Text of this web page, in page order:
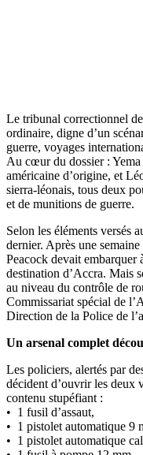
Le tribunal correctionnel
ordinaire, digne d’un
guerre, voyages
Au cœur du dossier :
américaine d’origine, et
sierra-léonais, tous deux
et de munitions de guerre.
Selon les éléments versés
dernier. Après une
Peacock devait
destination d’Accra. Mais
au niveau du contrôle de
Commissariat spécial de
Direction de la Police de
Un arsenal complet
Les policiers, alertés par
décident d’ouvrir les deux
contenu stupéfiant :
• 1 fusil d’assaut,
• 1 pistolet automatique 9
• 1 pistolet automatique